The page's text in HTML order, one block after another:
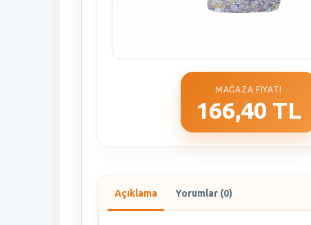
MAĞAZA FIYATI
166,40 TL
Açıklama Yorumlar (0)